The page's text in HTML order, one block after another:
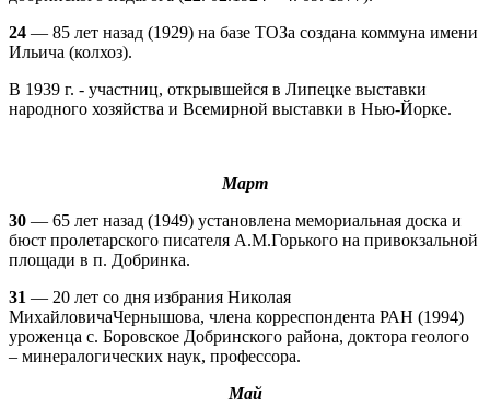
24 — 85 лет назад (1929) на базе ТОЗа создана коммуна имени
Ильича (колхоз).
В 1939 г. - участниц, открывшейся в Липецке выставки
народного хозяйства и Всемирной выставки в Нью-Йорке.
Март
30 — 65 лет назад (1949) установлена мемориальная доска и
бюст пролетарского писателя А.М.Горького на привокзальной
площади в п. Добринка.
31 — 20 лет со дня избрания Николая
МихайловичаЧернышова, члена корреспондента РАН (1994)
уроженца с. Боровское Добринского района, доктора геолого
– минералогических наук, профессора.
Май